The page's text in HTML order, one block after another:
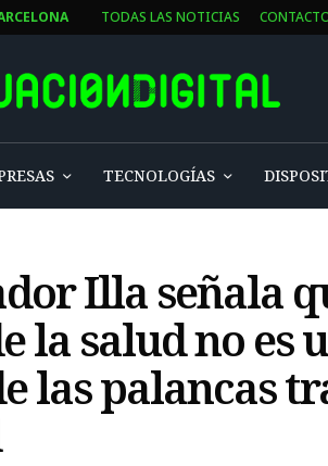
TODAS LAS NOTICIAS
TECNOLOGÍAS
Illa señala
la salud no es
las palancas